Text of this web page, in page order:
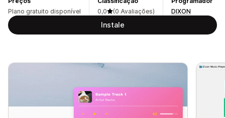
Plano gratuito disponível
0,0
(0 Avaliações)
DIXON
Instale